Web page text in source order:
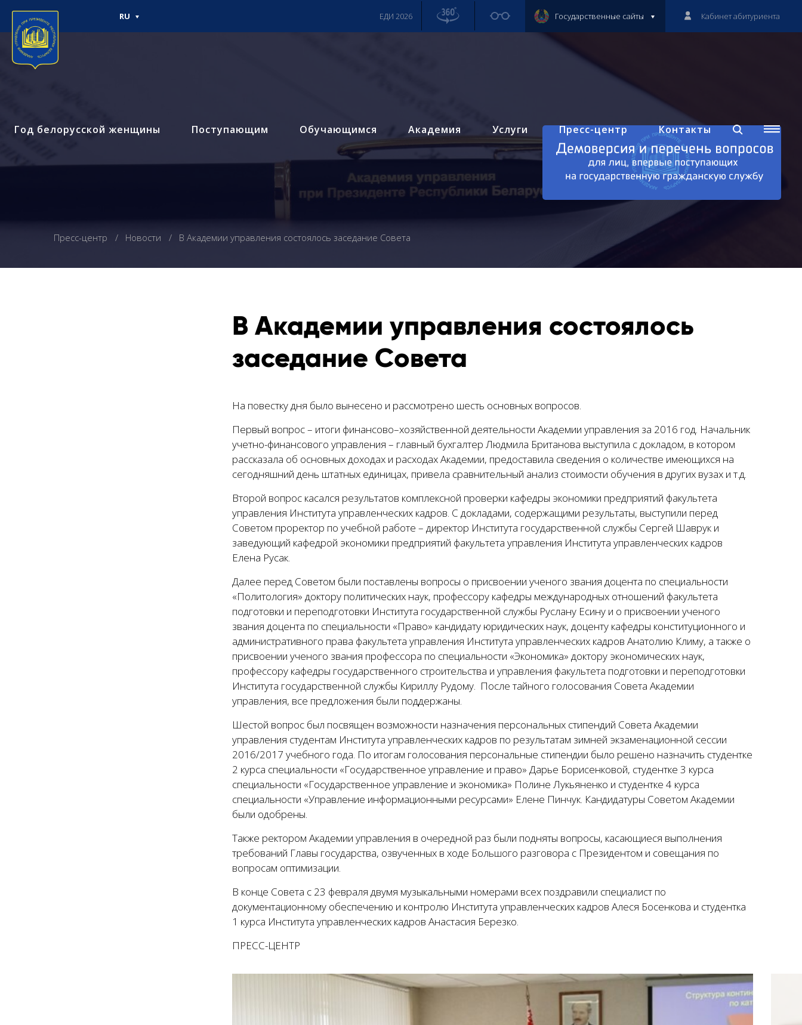
Год белорусской женщины Поступающим Обучающимся Академия Услуги Пресс-центр Контакты
RU ЕДИ 2026 Государственные сайты Кабинет абитуриента
Пресс-центр Новости В Академии управления состоялось заседание Совета
В Академии управления состоялось
заседание Совета
На повестку дня было вынесено и рассмотрено шесть основных вопросов.
Первый вопрос – итоги финансово–хозяйственной деятельности Академии управления за 2016 год. Начальник
учетно-финансового управления – главный бухгалтер Людмила Британова выступила с докладом, в котором
рассказала об основных доходах и расходах Академии, предоставила сведения о количестве имеющихся на
сегодняшний день штатных единицах, привела сравнительный анализ стоимости обучения в других вузах и т.д.
Второй вопрос касался результатов комплексной проверки кафедры экономики предприятий факультета
управления Института управленческих кадров. С докладами, содержащими результаты, выступили перед
Советом проректор по учебной работе – директор Института государственной службы Сергей Шаврук и
заведующий кафедрой экономики предприятий факультета управления Института управленческих кадров
Елена Русак.
Далее перед Советом были поставлены вопросы о присвоении ученого звания доцента по специальности
«Политология» доктору политических наук, профессору кафедры международных отношений факультета
подготовки и переподготовки Института государственной службы Руслану Есину и о присвоении ученого
звания доцента по специальности «Право» кандидату юридических наук, доценту кафедры конституционного и
административного права факультета управления Института управленческих кадров Анатолию Климу, а также о
присвоении ученого звания профессора по специальности «Экономика» доктору экономических наук,
профессору кафедры государственного строительства и управления факультета подготовки и переподготовки
Института государственной службы Кириллу Рудому. После тайного голосования Совета Академии
управления, все предложения были поддержаны.
Шестой вопрос был посвящен возможности назначения персональных стипендий Совета Академии
управления студентам Института управленческих кадров по результатам зимней экзаменационной сессии
2016/2017 учебного года. По итогам голосования персональные стипендии было решено назначить студентке
2 курса специальности «Государственное управление и право» Дарье Борисенковой, студентке 3 курса
специальности «Государственное управление и экономика» Полине Лукьяненко и студентке 4 курса
специальности «Управление информационными ресурсами» Елене Пинчук. Кандидатуры Советом Академии
были одобрены.
Также ректором Академии управления в очередной раз были подняты вопросы, касающиеся выполнения
требований Главы государства, озвученных в ходе Большого разговора с Президентом и совещания по
вопросам оптимизации.
В конце Совета с 23 февраля двумя музыкальными номерами всех поздравили специалист по
документационному обеспечению и контролю Института управленческих кадров Алеся Босенкова и студентка
1 курса Института управленческих кадров Анастасия Березко.
ПРЕСС-ЦЕНТР